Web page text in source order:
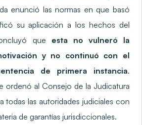
enunció las normas en que basó
su aplicación a los hechos del
que esta no vulneró la
y no continuó con el
de primera instancia.
ordenó al Consejo de la Judicatura
todas las autoridades judiciales con
de garantías jurisdiccionales.